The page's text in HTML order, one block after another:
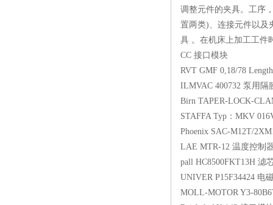
调整元件的夹具。工序
置两类)、连接元件以及
具 。在机床上加工工件
CC 接口模块
RVT GMF 0,18/78
ILMVAC 400732
Birn TAPER-LOCK-
STAFFA Typ：MKV
Phoenix SAC-M12T/
LAE MTR-12 温度
pall
UNIVER
MOLL-MOTOR